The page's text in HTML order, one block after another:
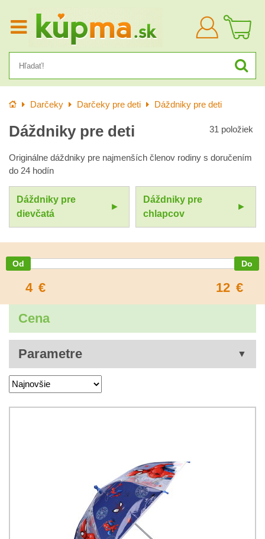
Prihlásiť
sa
Úvod Darčeky Darčeky pre deti Dáždniky pre deti
Dáždniky pre deti 31 položiek
Originálne dáždniky pre najmenších členov rodiny s doručením
do 24 hodín
Dáždniky pre
dievčatá
Dáždniky pre
chlapcov
4 € 12 €
Cena
Parametre